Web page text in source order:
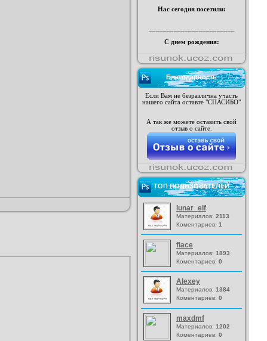
Нас сегодня посетили:
С днем рождения:
Благодарность
Если Вам не безразлична участь
нашего сайта оставте "СПАСИБО"
А так же можете оставить свой
отзыв о сайте.
ТОП ПОЛЬЗОВАТЕЛЕЙ
lunar_elf
Материалов: 2113
Коментариев: 1
fiace
Материалов: 1893
Коментариев: 0
Alexey
Материалов: 1384
Коментариев: 0
maxdmf
Материалов: 1202
Коментариев: 0